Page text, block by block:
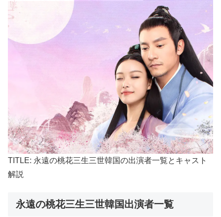
TITLE: 永遠の桃花三生三世韓国の出演者一覧とキャスト
解説
永遠の桃花三生三世韓国出演者一覧